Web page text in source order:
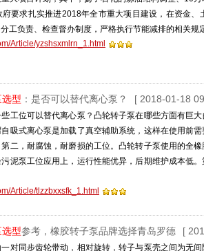
要求扎实推进2018年全市重大项目建设，在资金
工负责、检查督办制度，严格执行节能减排的相关
Article/yzshsxmlrn_1.html
型 ：是否可以替代离心泵？ [ 2018-01-18
些工位可以替代离心泵？凸轮转子泵在哪些方面有巨
吸式离心泵是加载了真空辅助系统，这样在使用前
二，耐腐蚀，耐磨损的工位。凸轮转子泵使用的全
泥泵工位应用上，运行性能优异，后期维护成本低
Article/tlzzbxxsfk_1.html
型参考，橡胶转子泵品牌选择青岛罗德 [
对同步齿轮带动，相对旋转，转子与泵壳之间为无